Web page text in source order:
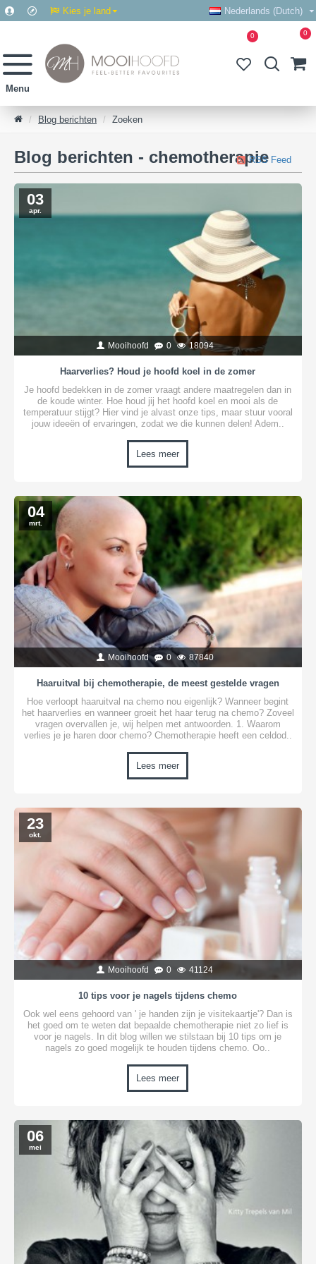
Kies je land Nederlands (Dutch)
0 0
Blog berichten Zoeken
Blog berichten - chemotherapieRSS Feed
03
apr.
Mooihoofd 0 18094
Haarverlies? Houd je hoofd koel in de zomer
Je hoofd bedekken in de zomer vraagt andere maatregelen dan in
de koude winter. Hoe houd jij het hoofd koel en mooi als de
temperatuur stijgt? Hier vind je alvast onze tips, maar stuur vooral
jouw ideeën of ervaringen, zodat we die kunnen delen! Adem..
Lees meer
04
mrt.
Mooihoofd 0 87840
Haaruitval bij chemotherapie, de meest gestelde vragen
Hoe verloopt haaruitval na chemo nou eigenlijk? Wanneer begint
het haarverlies en wanneer groeit het haar terug na chemo? Zoveel
vragen overvallen je, wij helpen met antwoorden. 1. Waarom
verlies je je haren door chemo? Chemotherapie heeft een celdod..
Lees meer
23
okt.
Mooihoofd 0 41124
10 tips voor je nagels tijdens chemo
Ook wel eens gehoord van ' je handen zijn je visitekaartje'? Dan is
het goed om te weten dat bepaalde chemotherapie niet zo lief is
voor je nagels. In dit blog willen we stilstaan bij 10 tips om je
nagels zo goed mogelijk te houden tijdens chemo. Oo..
Lees meer
06
mei